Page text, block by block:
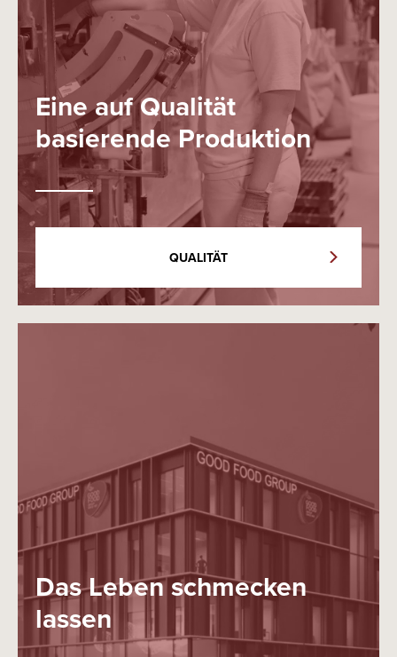
Eine auf Qualität
basierende Produktion
QUALITÄT
Das Leben schmecken
lassen